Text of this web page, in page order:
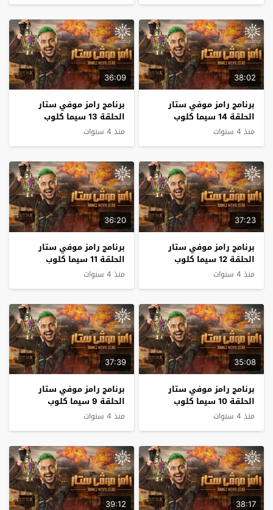
38:02
برنامج رامز موفي ستار
الحلقة 14 سيما كلوب
منذ 4 سنوات
36:09
برنامج رامز موفي ستار
الحلقة 13 سيما كلوب
منذ 4 سنوات
37:23
برنامج رامز موفي ستار
الحلقة 12 سيما كلوب
منذ 4 سنوات
36:20
برنامج رامز موفي ستار
الحلقة 11 سيما كلوب
منذ 4 سنوات
35:08
برنامج رامز موفي ستار
الحلقة 10 سيما كلوب
منذ 4 سنوات
37:39
برنامج رامز موفي ستار
الحلقة 9 سيما كلوب
منذ 4 سنوات
38:17
39:12